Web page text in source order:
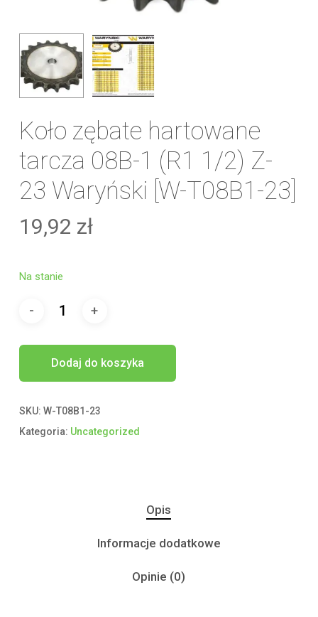
Koło zębate hartowane
tarcza 08B-1 (R1 1/2) Z-
23 Waryński [W-T08B1-23]
19,92 zł
Na stanie
Dodaj do koszyka
SKU: W-T08B1-23
Kategoria: Uncategorized
Opis
Informacje dodatkowe
Opinie (0)